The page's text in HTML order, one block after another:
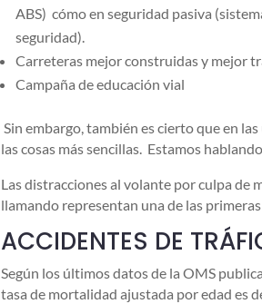
ABS) cómo en seguridad pasiva
seguridad).
Carreteras mejor construidas y mejor
Campaña de educación vial
Sin embargo, también es cierto que en
las cosas más sencillas. Estamos
Las distracciones al volante por culpa de
llamando representan una de las primeras
ACCIDENTES DE
Según los últimos datos de la OMS
tasa de mortalidad ajustada por edad es